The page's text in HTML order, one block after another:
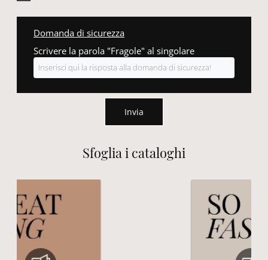
Sfoglia i cataloghi
Domanda di sicurezza
Scrivere la parola "Fragole" al singolare
Invia